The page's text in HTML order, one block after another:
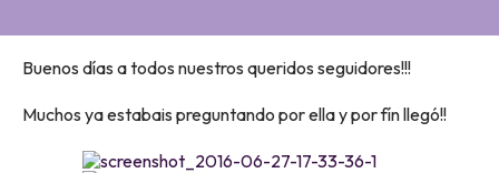
Buenos días a todos nuestros queridos seguidores!!!
Muchos ya estabais preguntando por ella y por fín llegó!!